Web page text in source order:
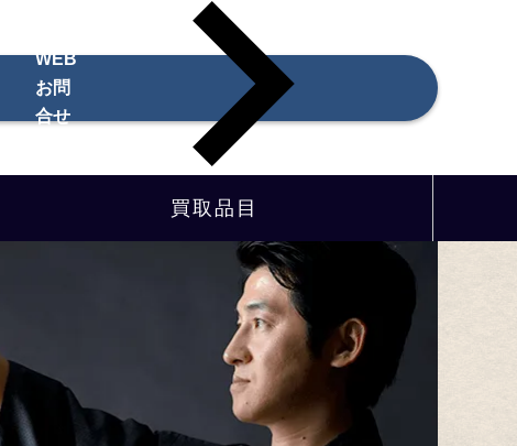
WEB
お問
合せ
買取品目